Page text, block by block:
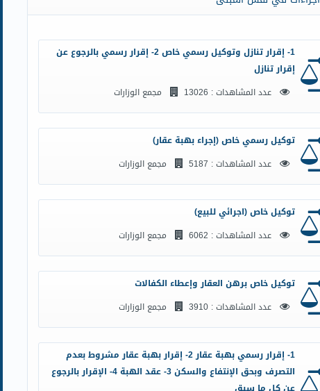
1- إقرار تنازل وتوكيل رسمي خاص 2- إقرار رسمي بالرجوع عن
إقرار تنازل
عدد المشاهدات : 13026
مجمع الوزارات
توكيل رسمي خاص (إجراء بهبة عقار)
عدد المشاهدات : 5187
مجمع الوزارات
توكيل خاص (اجرائي للبيع)
عدد المشاهدات : 6062
مجمع الوزارات
توكيل خاص برهن العقار وإعطاء الكفالات
عدد المشاهدات : 3910
مجمع الوزارات
1- إقرار رسمي بهبة عقار 2- إقرار بهبة عقار مشروط بعدم
التصرف وبحق الإنتفاع والسكن 3- عقد الهبة 4- الإقرار بالرجوع